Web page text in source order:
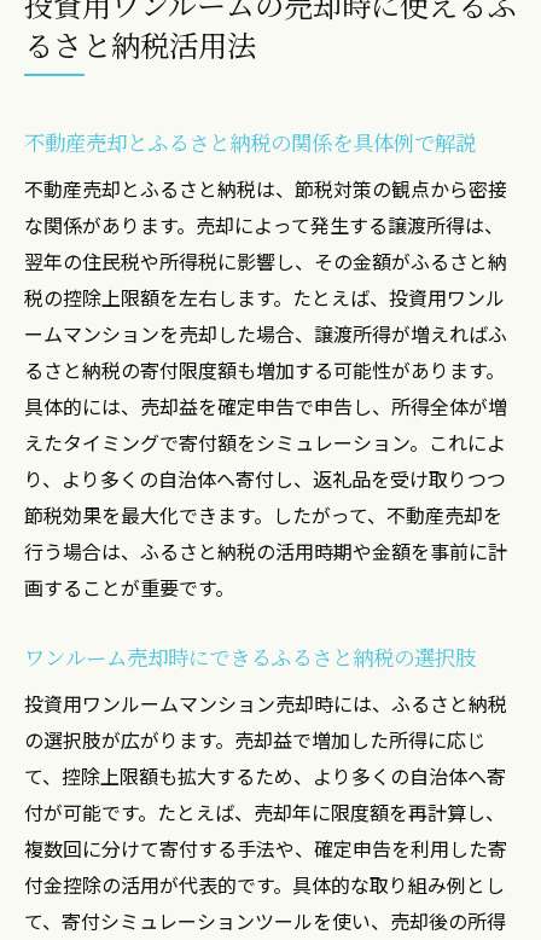
基本
投資用ワンルーム売却が控除上限に与える
影響
ふるさと納税の計算方法と不動産投資の連
動ポイント
不動産売却益とふるさと納税の最適なバラ
ンスを知る
るさと納税活用法
不動産売却とふるさと納税の関係を具体例で解説
不動産売却とふるさと納税は、節税対策の観点から密接
な関係があります。売却によって発生する譲渡所得は、
翌年の住民税や所得税に影響し、その金額がふるさと納
税の控除上限額を左右します。たとえば、投資用ワンル
ームマンションを売却した場合、譲渡所得が増えればふ
るさと納税の寄付限度額も増加する可能性があります。
具体的には、売却益を確定申告で申告し、所得全体が増
えたタイミングで寄付額をシミュレーション。これによ
り、より多くの自治体へ寄付し、返礼品を受け取りつつ
節税効果を最大化できます。したがって、不動産売却を
行う場合は、ふるさと納税の活用時期や金額を事前に計
画することが重要です。
ワンルーム売却時にできるふるさと納税の選択肢
投資用ワンルームマンション売却時には、ふるさと納税
の選択肢が広がります。売却益で増加した所得に応じ
て、控除上限額も拡大するため、より多くの自治体へ寄
付が可能です。たとえば、売却年に限度額を再計算し、
複数回に分けて寄付する手法や、確定申告を利用した寄
付金控除の活用が代表的です。具体的な取り組み例とし
て、寄付シミュレーションツールを使い、売却後の所得